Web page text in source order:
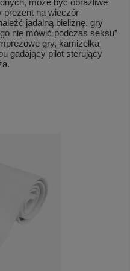
może być obraźliwe
prezent na wieczór
jadalną bieliznę, gry
nie mówić podczas seksu”
gry, kamizelka
gadający pilot sterujący